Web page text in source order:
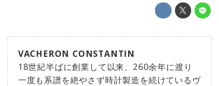
VACHERON CONSTANTIN
18世紀半ばに創業して以来、260余年に渡り
一度も系譜を絶やさず時計製造を続けているヴ